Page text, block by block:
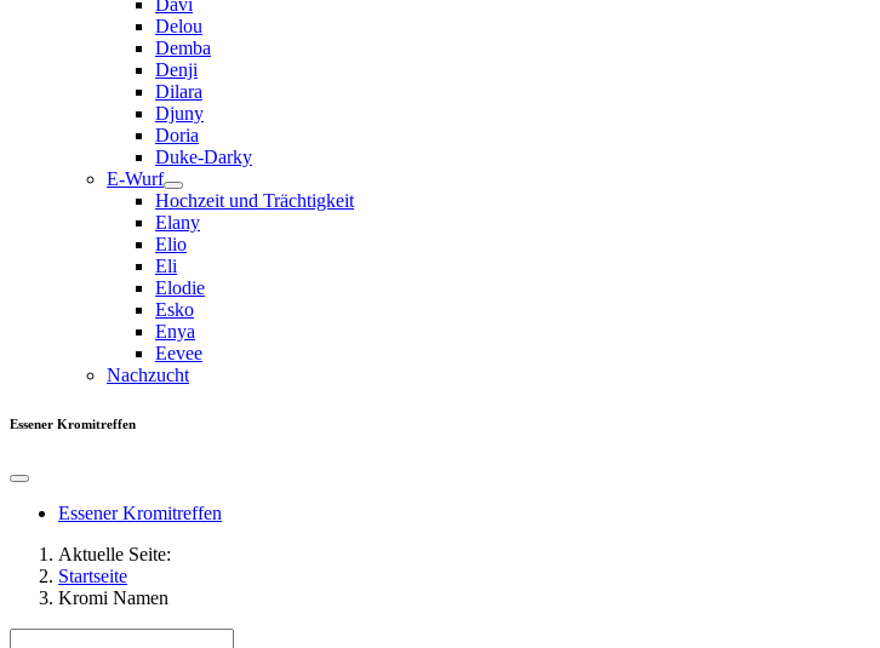
Davi
Delou
Demba
Denji
Dilara
Djuny
Doria
Duke-Darky
E-Wurf
Hochzeit und Trächtigkeit
Elany
Elio
Eli
Elodie
Esko
Enya
Eevee
Nachzucht
Essener Kromitreffen
Essener Kromitreffen
Aktuelle Seite:
Startseite
Kromi Namen